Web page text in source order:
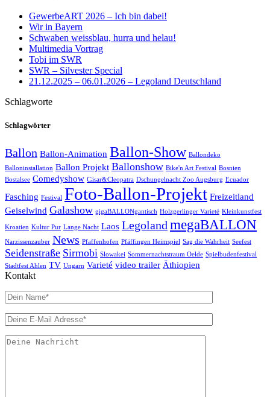
GewerbeART 2026 – Ich bin dabei!
Wir in Bayern
Schwaben weissblau, hurra und helau!
Multimedia Vortrag
Tobi im SWR
SWR – Silvester Special
21.12.2025 – 06.01.2026 – Legoland Deutschland
Schlagworte
Schlagwörter
Ballon Ballon-Animation Ballon-Show Ballondeko
Balloninstallation Ballon Projekt Ballonshow Bike'n Art Festival Bosnien
Bostalsee Comedyshow Cäsar&Cleopatra Dschungelnacht Zoo Augsburg Ecuador
Fasching Festival Foto-Ballon-Projekt Freizeitland
Geiselwind Galashow gigaBALLONgantisch Holzgerlinger Varieté Kleinkunstfest
Kroatien Kultur Pur Lange Nacht Laos Legoland megaBALLON
Narzissenzauber News Pfaffenhofen Pfäffingen Heimspiel Sag die Wahrheit Seefest
Seidenstraße Sirmobi Slowakei Sommernachtstraum Oelde Spielbudenfestival
Stadtfest Ahlen TV Ungarn Varieté video trailer Äthiopien
Kontakt